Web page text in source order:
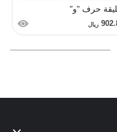
حرف "و"
ريال